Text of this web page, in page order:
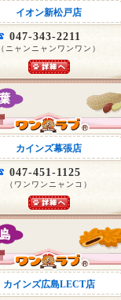
イオン新松戸店
047-343-2211
（ニャンニャンワンワン）
カインズ幕張店
047-451-1125
（ワンワンニャンコ）
カインズ広島LECT店